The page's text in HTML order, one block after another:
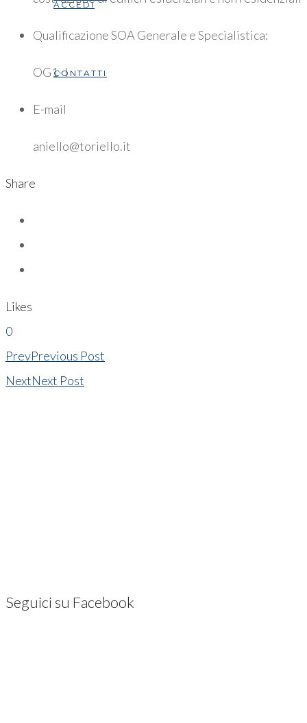
ACCEDI
CONTATTI
Qualificazione SOA Generale e Specialistica:
OG1- I
E-mail
aniello@toriello.it
Share
Likes
0
PrevPrevious Post
NextNext Post
Seguici su Facebook